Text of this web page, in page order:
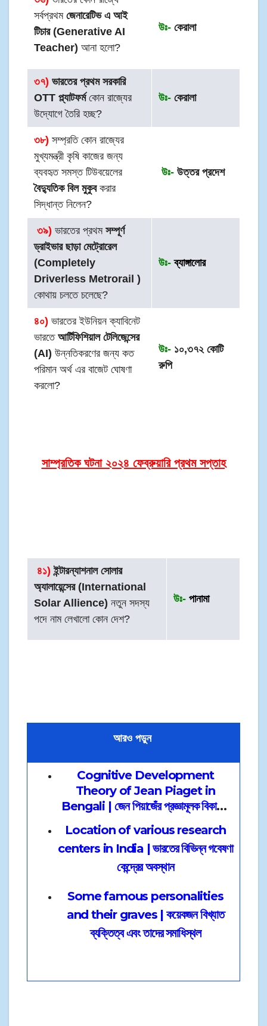
সর্বপ্রথমজেনারেটিভ এ আই
টিচার (Generative AI
Teacher) আনা হলো?
উঃ- কেরালা
৩৭) ভারতের প্রথম সরকারি
OTT প্ল্যাটফর্মকোন রাজ্যের
উদ্যোগে তৈরি হচ্ছ?
উঃ- কেরালা
৩৮) সম্প্রতি কোন রাজ্যের
মুখ্যমন্ত্রী কৃষি কাজের জন্য
ব্যবহৃত সমস্ত টিউবয়েলের
বৈদ্যুতিক বিল মুকুবকরার
সিদ্ধান্ত নিলেন?
উঃ- উত্তর প্রদেশ
৩৯) ভারতের প্রথমসম্পূর্ণ
ড্রাইভার ছাড়া মেট্রোরেল
(Completely
Driverless Metrorail )
কোথায় চলতে চলেছে?
উঃ- ব্যাঙ্গালোর
৪০) ভারতের ইউনিয়ন ক্যাবিনেট
ভারতেআর্টিফিশিয়াল টেলিজেন্সের
(AI) উন্নতিকরণের জন্য কত
পরিমান অর্থ এর বাজেট ঘোষণা
করলো?
উঃ- ১০,৩৭২ কোটি
রুপি
সাম্প্রতিক ঘটনা ২০২৪ ফেব্রুয়ারি প্রথম সপ্তাহ
৪১) ইন্টারন্যাশনাল সোলার
অ্যালায়েন্সের (International
Solar Allience) নতুন সদস্য
পদে নাম লেখালো কোন দেশ?
উঃ- পানামা
আরও পড়ুন
Cognitive Development
Theory of Jean Piaget in
Bengali | জেন পিয়াজেঁর প্রজ্ঞামূলক বিকাশের
তত্ত্ব
Location of various research
centers in India | ভারতের বিভিন্ন গবেষণা
কেন্দ্রের অবস্থান
Some famous personalities
and their graves | কয়েকজন বিখ্যাত
ব্যক্তিত্ব এবং তাদের সমাধিস্থল